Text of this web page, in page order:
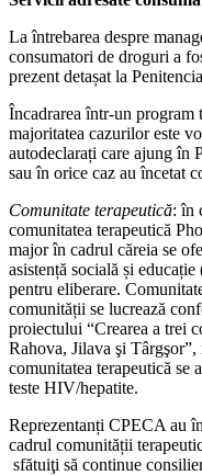
La întrebarea despre
consumatori de droguri a
prezent detașat la
Încadrarea într-un
majoritatea cazurilor este
autodeclarați care ajung în
sau în orice caz au încetat
Comunitate terapeutică: în
comunitatea terapeutică
major în cadrul căreia se
asistență socială și
pentru eliberare.
comunității se lucrează
proiectului “Crearea a trei
Rahova, Jilava şi
comunitatea terapeutică se
teste HIV/hepatite.
Reprezentanți CPECA au
cadrul comunității
sfătuiţi să continue